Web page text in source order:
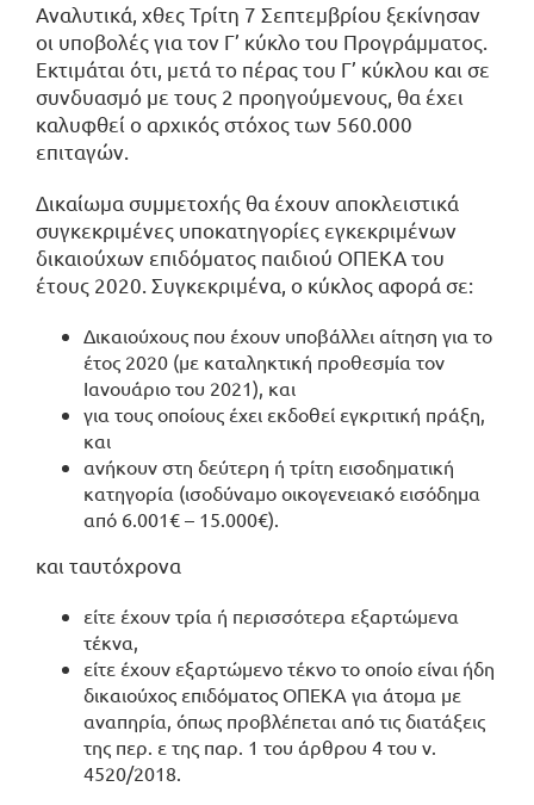
Αναλυτικά, χθες Τρίτη 7 Σεπτεμβρίου ξεκίνησαν
οι υποβολές για τον Γ’ κύκλο του Προγράμματος.
Εκτιμάται ότι, μετά το πέρας του Γ’ κύκλου και σε
συνδυασμό με τους 2 προηγούμενους, θα έχει
καλυφθεί ο αρχικός στόχος των 560.000
επιταγών.
Δικαίωμα συμμετοχής θα έχουν αποκλειστικά
συγκεκριμένες υποκατηγορίες εγκεκριμένων
δικαιούχων επιδόματος παιδιού ΟΠΕΚΑ του
έτους 2020. Συγκεκριμένα, ο κύκλος αφορά σε:
Δικαιούχους που έχουν υποβάλλει αίτηση για το
έτος 2020 (με καταληκτική προθεσμία τον
Ιανουάριο του 2021), και
για τους οποίους έχει εκδοθεί εγκριτική πράξη,
και
ανήκουν στη δεύτερη ή τρίτη εισοδηματική
κατηγορία (ισοδύναμο οικογενειακό εισόδημα
από 6.001€ – 15.000€).
και ταυτόχρονα
είτε έχουν τρία ή περισσότερα εξαρτώμενα
τέκνα,
είτε έχουν εξαρτώμενο τέκνο το οποίο είναι ήδη
δικαιούχος επιδόματος ΟΠΕΚΑ για άτομα με
αναπηρία, όπως προβλέπεται από τις διατάξεις
της περ. ε της παρ. 1 του άρθρου 4 του ν.
4520/2018.